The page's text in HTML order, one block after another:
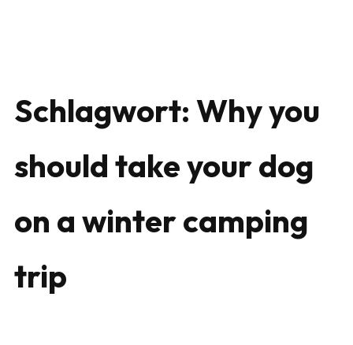
Schlagwort: Why you
should take your dog
on a winter camping
trip